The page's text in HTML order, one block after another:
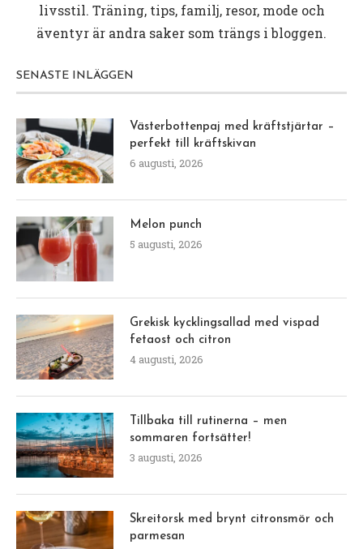
livsstil. Träning, tips, familj, resor, mode och
äventyr är andra saker som trängs i bloggen.
SENASTE INLÄGGEN
Västerbottenpaj med kräftstjärtar –
perfekt till kräftskivan
6 augusti, 2026
Melon punch
5 augusti, 2026
Grekisk kycklingsallad med vispad
fetaost och citron
4 augusti, 2026
Tillbaka till rutinerna – men
sommaren fortsätter!
3 augusti, 2026
Skreitorsk med brynt citronsmör och
parmesan